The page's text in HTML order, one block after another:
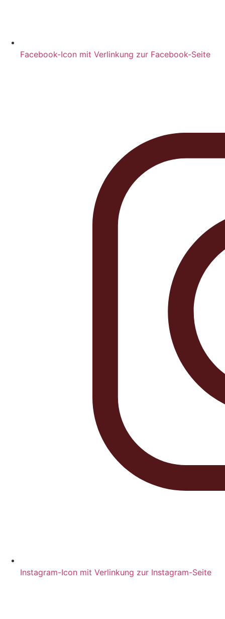
Facebook-Icon mit Verlinkung zur Facebook-Seite
Instagram-Icon mit Verlinkung zur Instagram-Seite